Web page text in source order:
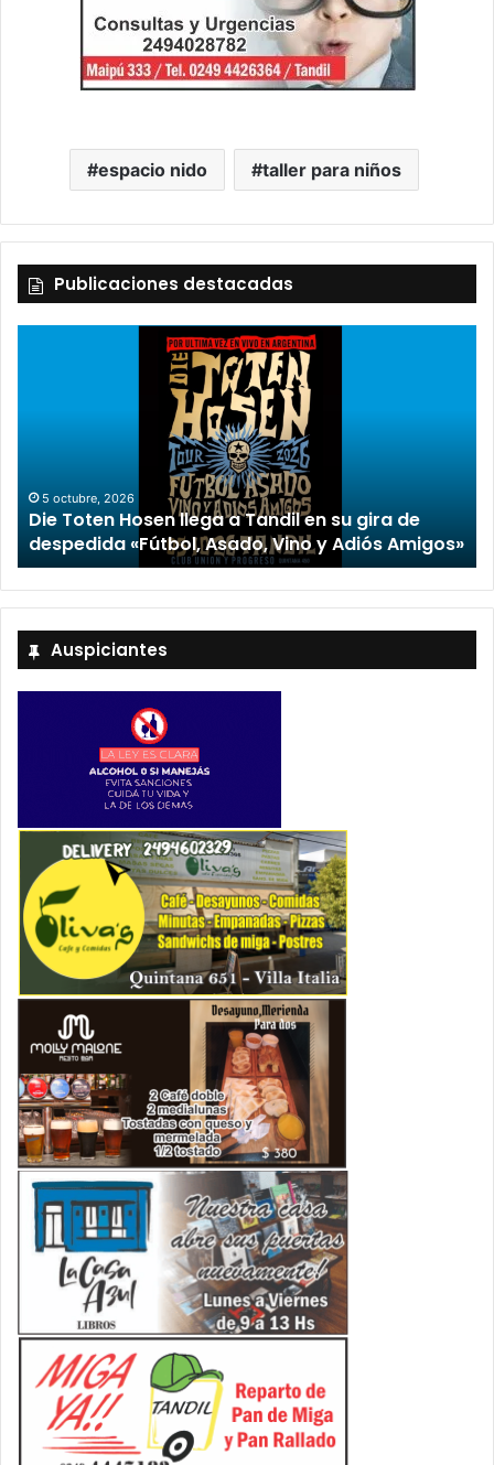
espacio nido taller para niños
Publicaciones destacadas
“TIRRIA” llega a Tandil con un elenco de lujo
encabezado por Capusotto, Spregelburd y
Stefani
Auspiciantes